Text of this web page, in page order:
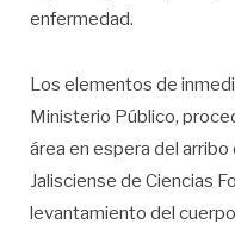
enfermedad.
Los elementos de
Ministerio Público,
área en espera del
Jalisciense de Ciencias
levantamiento del